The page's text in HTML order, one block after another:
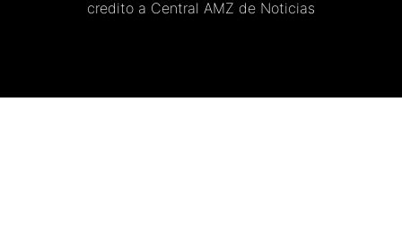
credito a Central AMZ de Noticias